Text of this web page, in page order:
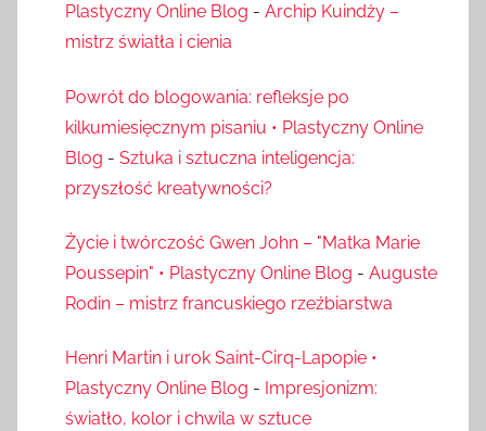
Plastyczny Online Blog - Archip Kuindży –
mistrz światła i cienia
Powrót do blogowania: refleksje po
kilkumiesięcznym pisaniu • Plastyczny Online
Blog - Sztuka i sztuczna inteligencja:
przyszłość kreatywności?
Życie i twórczość Gwen John – "Matka Marie
Poussepin" • Plastyczny Online Blog - Auguste
Rodin – mistrz francuskiego rzeźbiarstwa
Henri Martin i urok Saint-Cirq-Lapopie •
Plastyczny Online Blog - Impresjonizm:
światło, kolor i chwila w sztuce